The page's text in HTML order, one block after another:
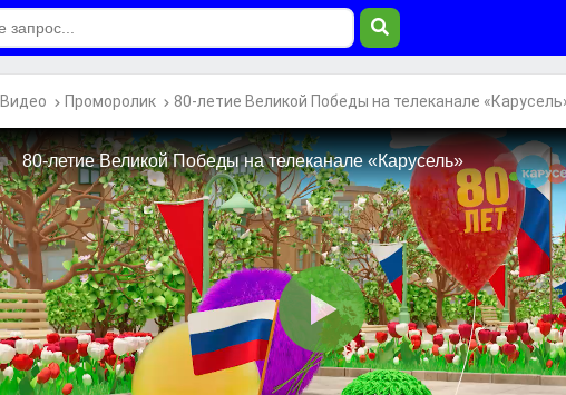
Видео Проморолик 80-летие Великой Победы на телеканале